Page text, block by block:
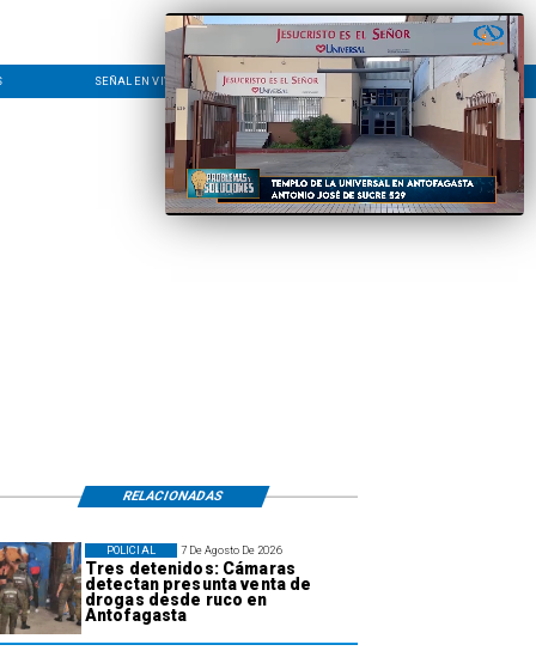
SEÑAL EN VIVO CONTACTO LÍNEA EDITORIAL
7 De Agosto De 2026
Tres detenidos: Cámaras
detectan presunta venta de
drogas desde ruco en
Antofagasta
POLICIAL
RELACIONADAS